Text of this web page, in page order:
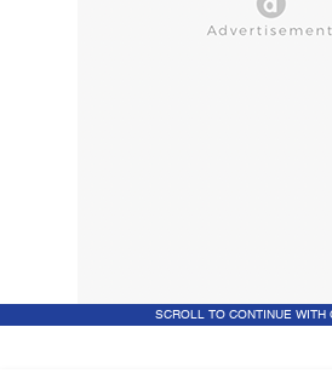
SCROLL TO CONTINUE WITH